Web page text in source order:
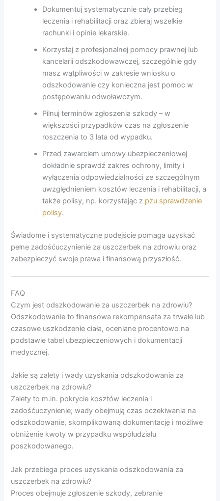
Dokumentuj systematycznie cały przebieg
leczenia i rehabilitacji oraz zbieraj wszelkie
rachunki i opinie lekarskie.
Korzystaj z profesjonalnej pomocy prawnej lub
kancelarii odszkodowawczej, szczególnie gdy
masz wątpliwości w zakresie wniosku o
odszkodowanie czy konieczna jest pomoc w
postępowaniu odwoławczym.
Pilnuj terminów zgłoszenia szkody – w
większości przypadków czas na zgłoszenie
roszczenia to 3 lata od wypadku.
Przed zawarciem umowy ubezpieczeniowej
dokładnie sprawdź zakres ochrony, limity i
wyłączenia odpowiedzialności ze szczególnym
uwzględnieniem kosztów leczenia i rehabilitacji, a
także polisy, np. korzystając z pzu sprawdzenie
polisy.
Świadome i systematyczne podejście pomaga uzyskać
pełne zadośćuczynienie za uszczerbek na zdrowiu oraz
zabezpieczyć swoje prawa i finansową przyszłość.
FAQ
Czym jest odszkodowanie za uszczerbek na zdrowiu?
Odszkodowanie to finansowa rekompensata za trwałe lub
czasowe uszkodzenie ciała, oceniane procentowo na
podstawie tabel ubezpieczeniowych i dokumentacji
medycznej.
Jakie są zalety i wady uzyskania odszkodowania za
uszczerbek na zdrowiu?
Zalety to m.in. pokrycie kosztów leczenia i
zadośćuczynienie; wady obejmują czas oczekiwania na
odszkodowanie, skomplikowaną dokumentację i możliwe
obniżenie kwoty w przypadku współudziału
poszkodowanego.
Jak przebiega proces uzyskania odszkodowania za
uszczerbek na zdrowiu?
Proces obejmuje zgłoszenie szkody, zebranie